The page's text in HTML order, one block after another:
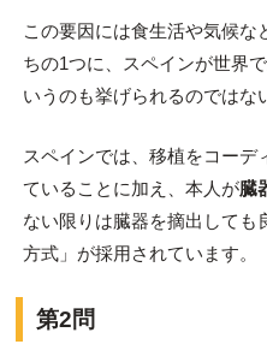
この要因には食生活や気候な
ちの1つに、スペインが世界
いうのも挙げられるのではな
スペインでは、移植をコーデ
ていることに加え、本人が臓
ない限りは臓器を摘出しても
方式」が採用されています。
第2問